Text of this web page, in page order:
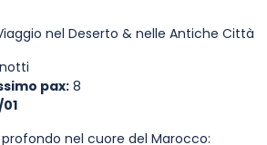
nel Deserto & nelle Antiche Città
pax: 8
nel cuore del Marocco: